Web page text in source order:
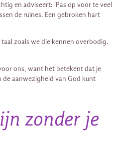
en adviseert: ‘Pas op voor te veel
de ruïnes. Een gebroken hart
zoals we die kennen overbodig.
ons, want het betekent dat je
de aanwezigheid van God kunt
zonder je